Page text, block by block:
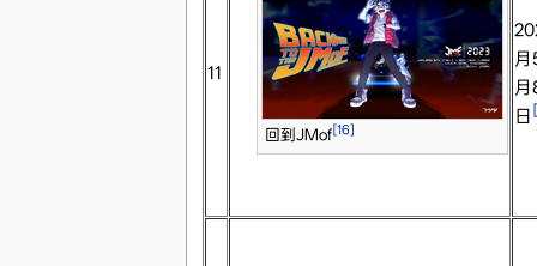
11
回到JMof[16]
月
日